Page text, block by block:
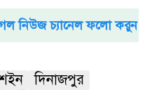
নিউজ চ্যানেল ফলো করুন
দিনাজপুর